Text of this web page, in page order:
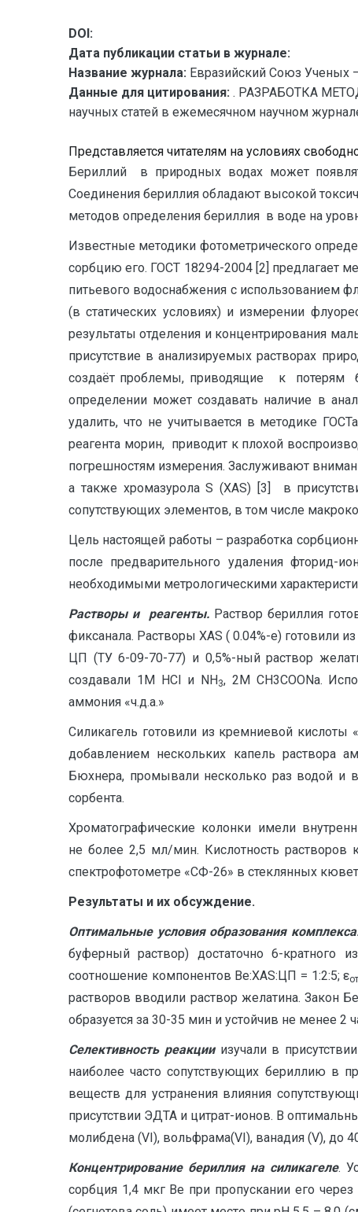
DOI:
Дата публикации статьи в журнале:
Название журнала: Евразийский Союз Ученых
Данные для цитирования: . РАЗРАБОТКА
научных статей в ежемесячном научном
Представляется читателям на условиях
Бериллий в природных водах может
Соединения бериллия обладают высокой
методов определения бериллия в воде на
Известные методики фотометрического
сорбцию его. ГОСТ 18294-2004 [2] предлагает
питьевого водоснабжения с использованием
(в статических условиях) и измерении
результаты отделения и концентрирования
присутствие в анализируемых растворах
создаёт проблемы, приводящие к потерям
определении может создавать наличие в
удалить, что не учитывается в методике
реагента морин, приводит к плохой
погрешностям измерения. Заслуживают
а также хромазурола S (ХАS) [3] в
сопутствующих элементов, в том числе
Цель настоящей работы – разработка
после предварительного удаления
необходимыми метрологическими
Растворы и реагенты. Раствор бериллия
фиксанала. Растворы ХАS ( 0.04%-е) готовили
ЦП (ТУ 6-09-70-77) и 0,5%-ный раствор
создавали 1М НСI и NH3, 2М СН3СООNa.
аммония «ч.д.а.»
Силикагель готовили из кремниевой кислоты
добавлением нескольких капель раствора
Бюхнера, промывали несколько раз водой и
сорбента.
Хроматографические колонки имели
не более 2,5 мл/мин. Кислотность растворов
спектрофотометре «СФ-26» в стеклянных
Результаты и их обсуждение.
Оптимальные условия образования
буферный раствор) достаточно 6-
соотношение компонентов Ве:ХАS:ЦП = 1:2:5; ε
растворов вводили раствор желатина. Закон
образуется за 30-35 мин и устойчив не менее 2
Селективность реакцииизучали в
наиболее часто сопутствующих бериллию в
веществ для устранения влияния
присутствии ЭДТА и цитрат-ионов. В
молибдена (VI), вольфрама(VI), ванадия (V), до
Концентрирование бериллия на силикагеле.
сорбция 1,4 мкг Ве при пропускании его